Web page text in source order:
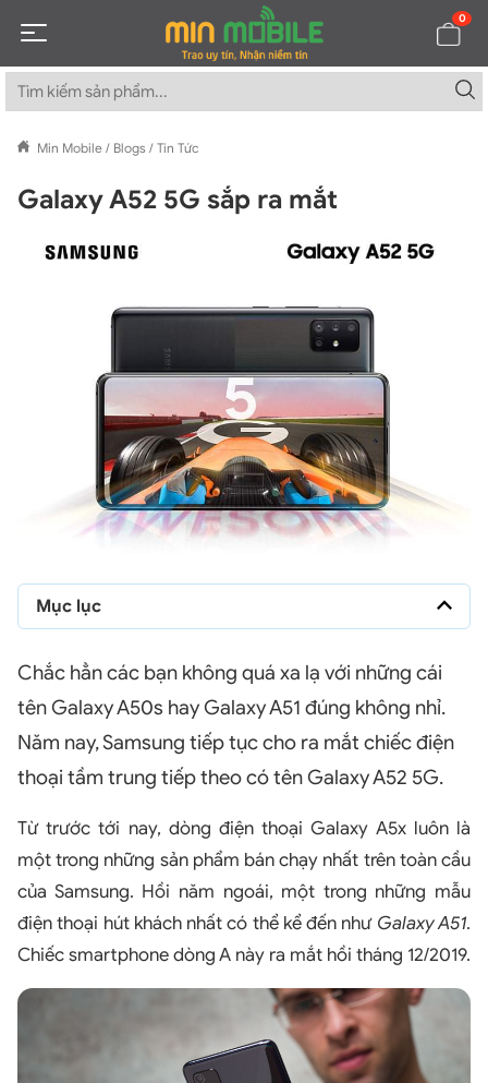
0
Min Mobile / Blogs / Tin Tức
Galaxy A52 5G sắp ra mắt
Mục lục
Chắc hẳn các bạn không quá xa lạ với những cái
tên Galaxy A50s hay Galaxy A51 đúng không nhỉ.
Năm nay, Samsung tiếp tục cho ra mắt chiếc điện
thoại tầm trung tiếp theo có tên Galaxy A52 5G.
Từ trước tới nay, dòng điện thoại Galaxy A5x luôn là
một trong những sản phẩm bán chạy nhất trên toàn cầu
của Samsung. Hồi năm ngoái, một trong những mẫu
điện thoại hút khách nhất có thể kể đến như Galaxy A51.
Chiếc smartphone dòng A này ra mắt hồi tháng 12/2019.